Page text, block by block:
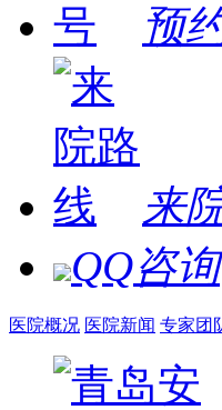
预
来
QQ咨询
医院概况 医院新闻 专家团